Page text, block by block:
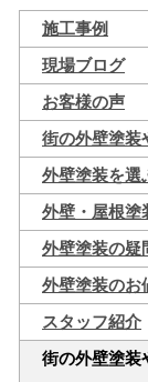
施工事例
現場ブログ
お客様の声
街の外壁塗装
外壁塗装を選
外壁・屋根塗
外壁塗装の疑
外壁塗装のお
スタッフ紹介
街の外壁塗装